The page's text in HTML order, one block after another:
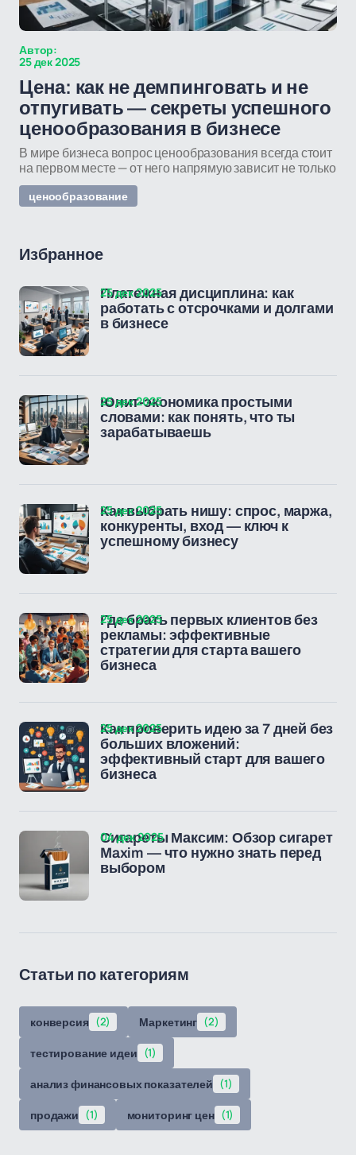
Автор:
25 дек 2025
Цена: как не демпинговать и не
отпугивать — секреты успешного
ценообразования в бизнесе
В мире бизнеса вопрос ценообразования всегда стоит
на первом месте — от него напрямую зависит не только
ценообразование
Избранное
Платежная дисциплина: как
работать с отсрочками и долгами
в бизнесе
25 дек 2025
Юнит-экономика простыми
словами: как понять, что ты
зарабатываешь
25 дек 2025
Как выбрать нишу: спрос, маржа,
конкуренты, вход — ключ к
успешному бизнесу
25 дек 2025
Где брать первых клиентов без
рекламы: эффективные
стратегии для старта вашего
бизнеса
25 дек 2025
Как проверить идею за 7 дней без
больших вложений:
эффективный старт для вашего
бизнеса
25 дек 2025
Сигареты Максим: Обзор сигарет
Maxim — что нужно знать перед
выбором
04 дек 2025
Статьи по категориям
конверсия (2) Маркетинг (2)
тестирование идеи (1)
анализ финансовых показателей (1)
продажи (1) мониторинг цен (1)